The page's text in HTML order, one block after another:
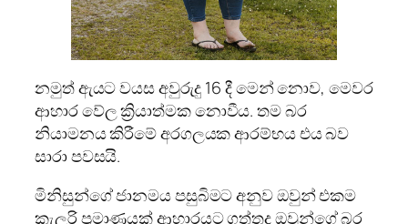
නමුත් ඇයට වයස අවුරුදු 16 දී මෙන් නොව, මෙවර
ආහාර වේල ක්‍රියාත්මක නොවීය. තම බර
නියාමනය කිරීමේ අරගලයක ආරම්භය එය බව
සාරා පවසයි.
මිනිසුන්ගේ ජානමය පසුබිමට අනුව ඔවුන් එකම
කැලරි ප්‍රමාණයක් ආහාරයට ගත්තද ඔවුන්ගේ බර